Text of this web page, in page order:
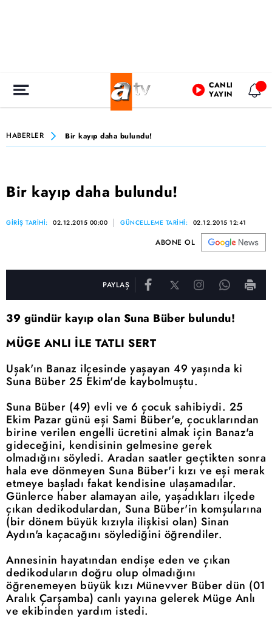
CANLI
YAYIN
HABERLER Bir kayıp daha bulundu!
Bir kayıp daha bulundu!
GİRİŞ TARİHİ: 02.12.2015 00:00 GÜNCELLEME TARİHİ: 02.12.2015 12:41
ABONE OL
PAYLAŞ
39 gündür kayıp olan Suna Büber bulundu!
MÜGE ANLI İLE TATLI SERT
Uşak'ın Banaz ilçesinde yaşayan 49 yaşında ki
Suna Büber 25 Ekim'de kaybolmuştu.
Suna Büber (49) evli ve 6 çocuk sahibiydi. 25
Ekim Pazar günü eşi Sami Büber'e, çocuklarından
birine verilen engelli ücretini almak için Banaz'a
gideceğini, kendisinin gelmesine gerek
olmadığını söyledi. Aradan saatler geçtikten sonra
hala eve dönmeyen Suna Büber'i kızı ve eşi merak
etmeye başladı fakat kendisine ulaşamadılar.
Günlerce haber alamayan aile, yaşadıkları ilçede
çıkan dedikodulardan, Suna Büber'in komşularına
(bir dönem büyük kızıyla ilişkisi olan) Sinan
Aydın'a kaçacağını söylediğini öğrendiler.
Annesinin hayatından endişe eden ve çıkan
dedikoduların doğru olup olmadığını
öğrenemeyen büyük kızı Münevver Büber dün (01
Aralık Çarşamba) canlı yayına gelerek Müge Anlı
ve ekibinden yardım istedi.